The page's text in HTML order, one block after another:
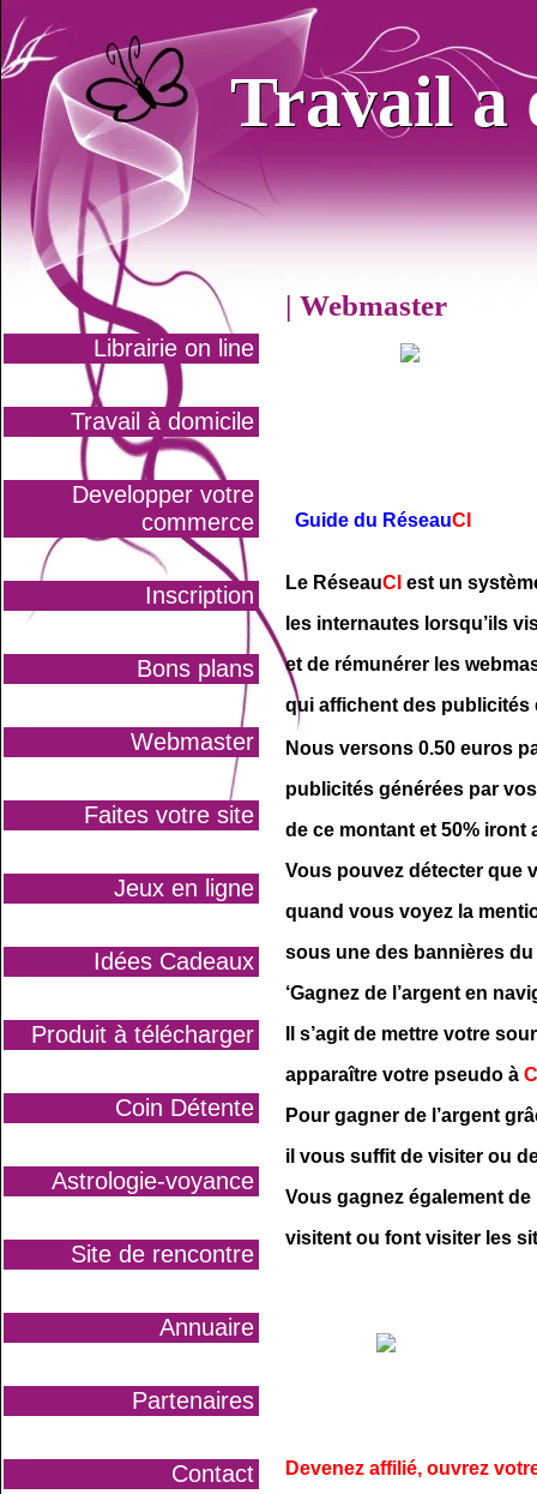
Travail a
Travail a
Librairie on line
Travail à domicile
Developper votre
commerce
Inscription
Bons plans
Webmaster
Faites votre site
Jeux en ligne
Idées Cadeaux
Produit à télécharger
Coin Détente
Astrologie-voyance
Site de rencontre
Annuaire
Partenaires
Contact
| Webmaster
Guide du RéseauCI
Le RéseauCI est un
les internautes lorsqu’ils
et de rémunérer les
qui affichent des publicités
Nous versons 0.50 euros
publicités générées par
de ce montant et 50% iront
Vous pouvez détecter que
quand vous voyez la
sous une des bannières du
‘Gagnez de l’argent en
Il s’agit de mettre votre
apparaître votre pseudo à C
Pour gagner de l’argent
il vous suffit de visiter ou
Vous gagnez également
visitent ou font visiter les
Devenez affilié, ouvrez